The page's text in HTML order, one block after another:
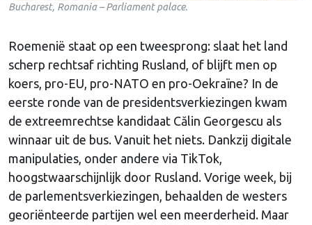
Bucharest, Romania – Parliament palace.
Roemenië staat op een tweesprong: slaat het land
scherp rechtsaf richting Rusland, of blijft men op
koers, pro-EU, pro-NATO en pro-Oekraïne? In de
eerste ronde van de presidentsverkiezingen kwam
de extreemrechtse kandidaat Călin Georgescu als
winnaar uit de bus. Vanuit het niets. Dankzij digitale
manipulaties, onder andere via TikTok,
hoogstwaarschijnlijk door Rusland. Vorige week, bij
de parlementsverkiezingen, behaalden de westers
georiënteerde partijen wel een meerderheid. Maar